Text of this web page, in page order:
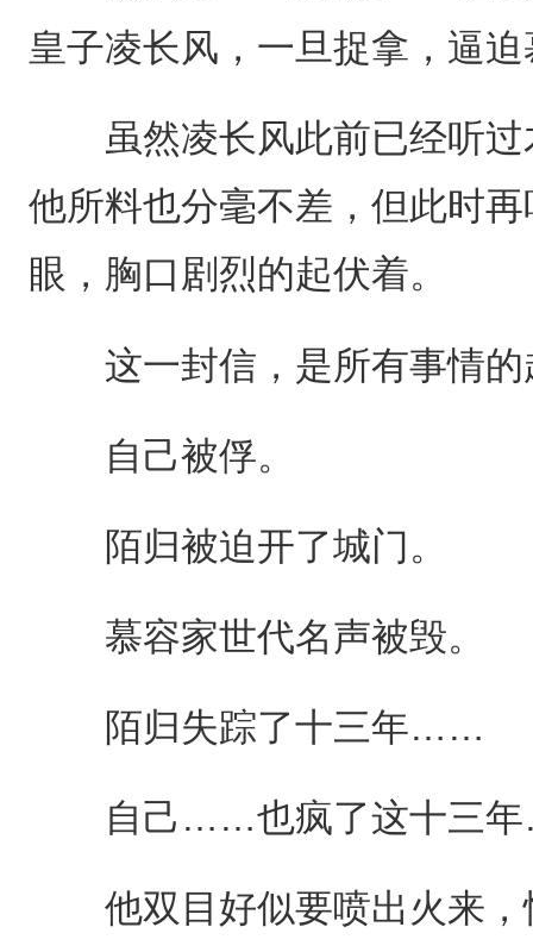
皇子凌长风，一旦捉拿，逼
虽然凌长风此前已经听过
他所料也分毫不差，但此时
眼，胸口剧烈的起伏着。
这一封信，是所有事情的
自己被俘。
陌归被迫开了城门。
慕容家世代名声被毁。
陌归失踪了十三年……
自己……也疯了这十三
他双目好似要喷出火来，